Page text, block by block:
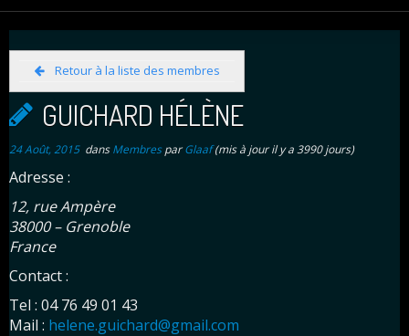
Retour à la liste des membres
GUICHARD HÉLÈNE
24 Août, 2015dansMembresparGlaaf(mis à jour il y a 3990 jours)
Adresse :
12, rue Ampère
38000 – Grenoble
France
Contact :
Tel : 04 76 49 01 43
Mail : helene.guichard@gmail.com